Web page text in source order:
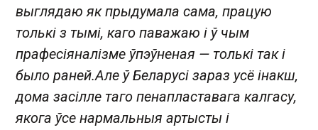
выглядаю як прыдумала сама, працую
толькі з тымі, каго паважаю і ў чым
прафесіяналізме ўпэўненая — толькі так і
было раней.Але ў Беларусі зараз усё інакш,
дома засілле таго пенапластавага калгасу,
якога ўсе нармальныя артысты і